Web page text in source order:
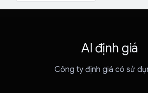
AI định giá
Công ty định giá có sử